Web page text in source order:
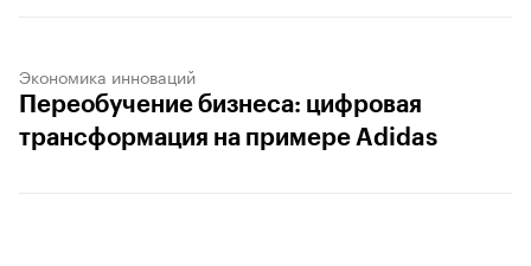
Экономика инноваций
Переобучение бизнеса: цифровая
трансформация на примере Adidas